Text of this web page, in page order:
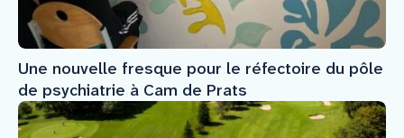
Une nouvelle fresque pour le réfectoire du pôle
de psychiatrie à Cam de Prats